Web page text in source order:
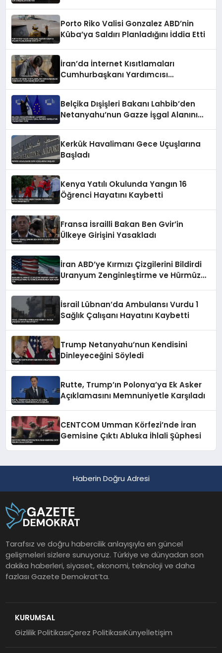
Porto Riko Valisi Gonzalez ABD’nin
Küba’ya Saldırı Planladığını İddia Etti
İran’da İnternet Kısıtlamaları
Cumhurbaşkanı Yardımcısı
Belçika Dışişleri Bakanı Lahbib’den
Netanyahu’nun Gazze İşgal Alanını
Kerkük Havalimanı Gece Uçuşlarına
Başladı
Kenya Yatılı Okulunda Yangın 16
Öğrenci Hayatını Kaybetti
Fransa İsrailli Bakan Ben Gvir’in
Ülkeye Girişini Yasakladı
İran ABD’ye Kırmızı Çizgilerini Bildirdi
Uranyum Zenginleştirme ve Hürmüz
İsrail Lübnan’da Ambulansı Vurdu 1
Sağlık Çalışanı Hayatını Kaybetti
Trump Netanyahu’nun Kendisini
Dinleyeceğini Söyledi
Rutte, Trump’ın Polonya’ya Ek Asker
Açıklamasını Memnuniyetle Karşıladı
CENTCOM Umman Körfezi’nde İran
Gemisine Çıktı Abluka İhlali Şüphesi
Haberin Doğru Adresi
Tarafsız ve doğru habercilik anlayışıyla en güncel
gelişmeleri sizlere sunuyoruz. Türkiye ve dünyadan son
dakika haberleri, siyaset, ekonomi, teknoloji ve daha
fazlası Gazete Demokrat’ta.
KURUMSAL
Gizlilik PolitikasıÇerez PolitikasıKünyeİletişim